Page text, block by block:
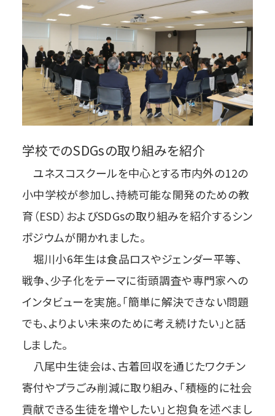
学校でのSDGsの取り組みを紹介
ユネスコスクールを中心とする市内外の12の
小中学校が参加し、持続可能な開発のための教
育（ESD）およびSDGsの取り組みを紹介するシン
ポジウムが開かれました。
堀川小6年生は食品ロスやジェンダー平等、
戦争、少子化をテーマに街頭調査や専門家への
インタビューを実施。「簡単に解決できない問題
でも、よりよい未来のために考え続けたい」と話
しました。
八尾中生徒会は、古着回収を通じたワクチン
寄付やプラごみ削減に取り組み、「積極的に社会
貢献できる生徒を増やしたい」と抱負を述べまし